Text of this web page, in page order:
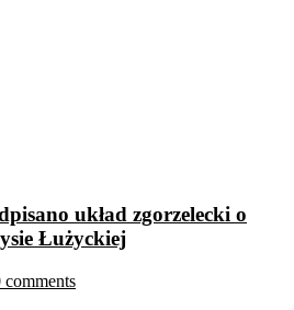
układ zgorzelecki o
Łużyckiej
comments